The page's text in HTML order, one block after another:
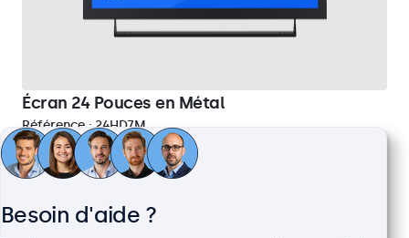
Écran 24 Pouces en Métal
Référence :24HD7M
100+ pièces en stock
Résolution 1920 x 1080 (Full HD)
Besoin d'aide ?